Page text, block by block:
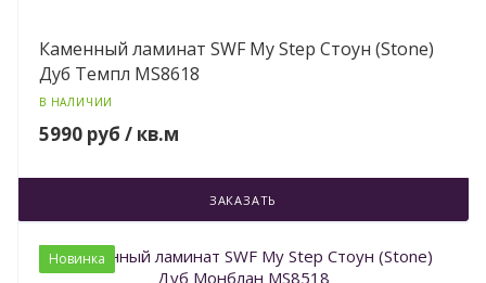
Каменный ламинат SWF My Step Стоун (Stone)
Дуб Темпл MS8618
В НАЛИЧИИ
5990 руб / кв.м
ЗАКАЗАТЬ
Новинка